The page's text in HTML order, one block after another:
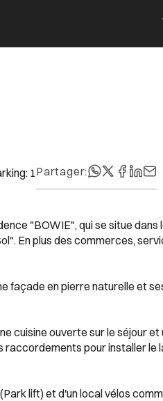
: 1Partager:
"BOWIE", qui se situe dans
En plus des commerces,
façade en pierre naturelle et
cuisine ouverte sur le séjour et
pour installer le
lift) et d'un local vélos